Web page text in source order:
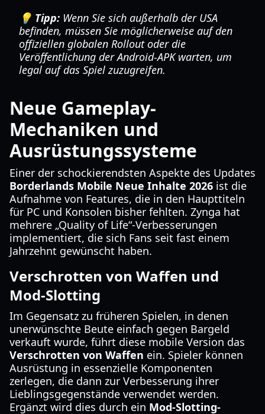
💡 Tipp: Wenn Sie sich außerhalb der USA
befinden, müssen Sie möglicherweise auf den
offiziellen globalen Rollout oder die
Veröffentlichung der Android-APK warten, um
legal auf das Spiel zuzugreifen.
Neue Gameplay-
Mechaniken und
Ausrüstungssysteme
Einer der schockierendsten Aspekte des Updates
Borderlands Mobile Neue Inhalte 2026 ist die
Aufnahme von Features, die in den Haupttiteln
für PC und Konsolen bisher fehlten. Zynga hat
mehrere „Quality of Life“-Verbesserungen
implementiert, die sich Fans seit fast einem
Jahrzehnt gewünscht haben.
Verschrotten von Waffen und
Mod-Slotting
Im Gegensatz zu früheren Spielen, in denen
unerwünschte Beute einfach gegen Bargeld
verkauft wurde, führt diese mobile Version das
Verschrotten von Waffen ein. Spieler können
Ausrüstung in essenzielle Komponenten
zerlegen, die dann zur Verbesserung ihrer
Lieblingsgegenstände verwendet werden.
Ergänzt wird dies durch ein Mod-Slotting-